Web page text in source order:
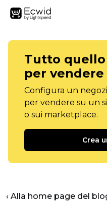
Tutto
per
Configura un
per vendere su un
o sui marketplace.
Crea
‹ Alla home page del